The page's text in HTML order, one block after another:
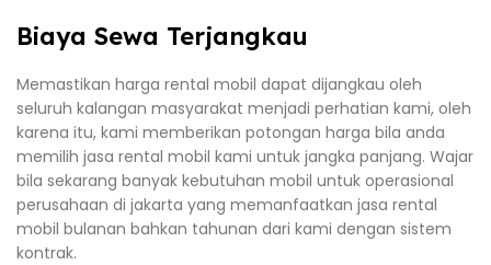
Biaya Sewa Terjangkau
Memastikan harga rental mobil dapat dijangkau oleh
seluruh kalangan masyarakat menjadi perhatian kami, oleh
karena itu, kami memberikan potongan harga bila anda
memilih jasa rental mobil kami untuk jangka panjang. Wajar
bila sekarang banyak kebutuhan mobil untuk operasional
perusahaan di jakarta yang memanfaatkan jasa rental
mobil bulanan bahkan tahunan dari kami dengan sistem
kontrak.